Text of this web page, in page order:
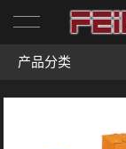
产品分类
首页